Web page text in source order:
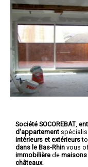
Société SOCOREBAT,
d'appartement
intérieurs et extérieurs
dans le Bas-Rhin vous
immobilière de maisons
châteaux.